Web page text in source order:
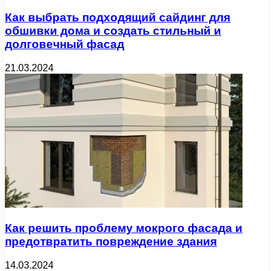
Как выбрать подходящий сайдинг для
обшивки дома и создать стильный и
долговечный фасад
21.03.2024
Как решить проблему мокрого фасада и
предотвратить повреждение здания
14.03.2024